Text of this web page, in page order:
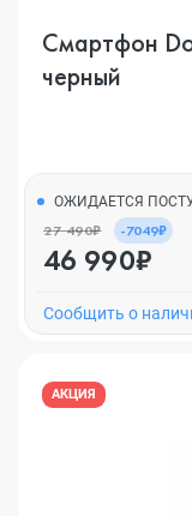
Смартфон
черный
ОЖИДАЕТСЯ
27 490₽ -7049₽
46 990₽
Cообщить о
АКЦИЯ